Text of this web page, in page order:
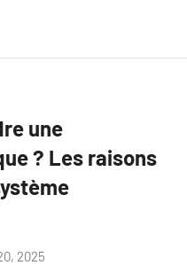
une
? Les raisons
2025